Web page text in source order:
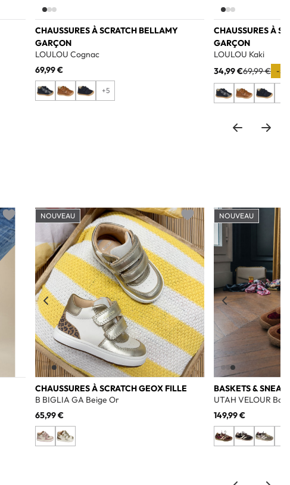
CHAUSSURES À SCRATCH BELLAMY
GARÇON
LOULOU Cognac
69,99 €
+5
CHAUSSURES À
GARÇON
LOULOU Kaki
34,99 €69,99 € -
Add to wishlist
CHAUSSURES À SCRATCH GEOX FILLE
B BIGLIA GA Beige Or
65,99 €
NOUVEAU
Add to wishlist
BASKETS &
UTAH VELOUR
149,99 €
NOUVEAU